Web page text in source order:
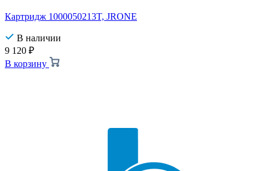
Картридж 1000050213T, JRONE
В наличии
9 120 ₽
В корзину